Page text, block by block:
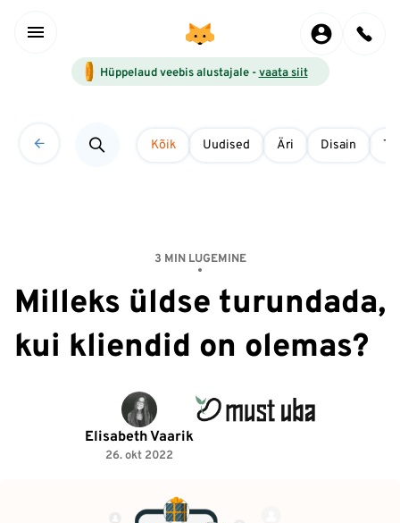
Hüppelaud veebis alustajale -vaata siit
Kõik Uudised Äri Disain
3 MIN LUGEMINE
Milleks üldse turundada,
kui kliendid on olemas?
Elisabeth Vaarik
26. okt 2022